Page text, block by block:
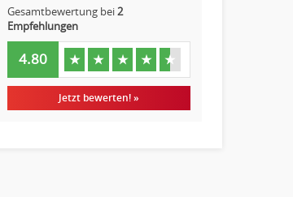
Gesamtbewertung bei2
Empfehlungen
4.80 ★ ★ ★ ★ ★
Jetzt bewerten! »